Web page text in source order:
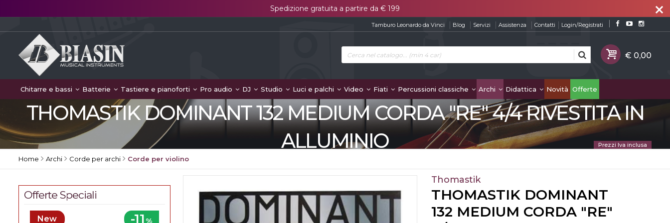
close
Spedizione gratuita a partire da € 199
Tamburo Leonardo da Vinci Blog Servizi Assistenza Contatti Login/Registrati
Chitarre e bassi Batterie Tastiere e pianoforti Pro audio DJ Studio Luci e palchi Video Fiati Percussioni classiche Archi Didattica Novità Offerte
THOMASTIK DOMINANT 132 MEDIUM CORDA "RE" 4/4 RIVESTITA IN
ALLUMINIO
Prezzi Iva inclusa
Home Archi Corde per archi Corde per violino
Thomastik
THOMASTIK DOMINANT
132 MEDIUM CORDA "RE"
Offerte Speciali
-11 %
New